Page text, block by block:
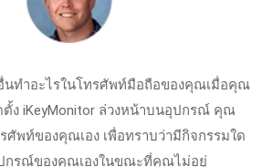
นทําอะไรในโทรศัพท์มือถือของคุณเมื่อคุณ
ง iKeyMonitor ล่วงหน้าบนอุปกรณ์ คุณ
ศัพท์ของคุณเอง เพื่อทราบว่ามีกิจกรรมใด
กรณ์ของคุณเองในขณะที่คุณไม่อยู่